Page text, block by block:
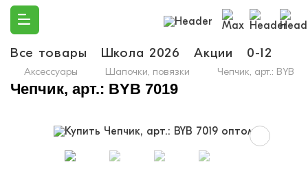
Все товары Школа 2026 Акции 0-12
Аксессуары Шапочки, повязки Чепчик, арт.: BYB
Чепчик, арт.: BYB 7019